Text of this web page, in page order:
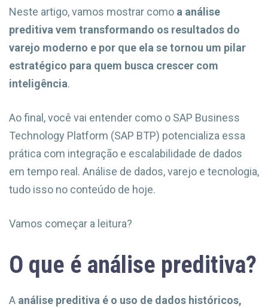
Neste artigo, vamos mostrar como a análise
preditiva vem transformando os resultados do
varejo moderno e por que ela se tornou um pilar
estratégico para quem busca crescer com
inteligência.
Ao final, você vai entender como o SAP Business
Technology Platform (SAP BTP) potencializa essa
prática com integração e escalabilidade de dados
em tempo real. Análise de dados, varejo e tecnologia,
tudo isso no conteúdo de hoje.
Vamos começar a leitura?
O que é análise preditiva?
A análise preditiva é o uso de dados históricos,